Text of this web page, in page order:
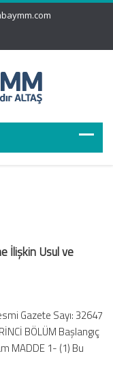
İlişkin Usul ve
Gazete Sayı: 32647
BÖLÜM Başlangıç
MADDE 1- (1) Bu